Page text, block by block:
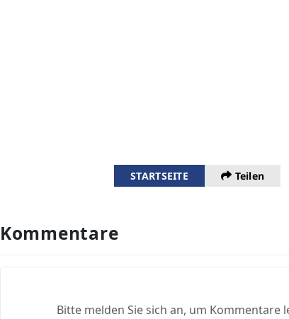
STARTSEITE Teilen
Kommentare
Bitte melden Sie sich an, um Kommentare